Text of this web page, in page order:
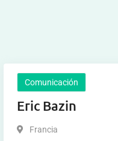
Comunicación
Eric Bazin
Francia